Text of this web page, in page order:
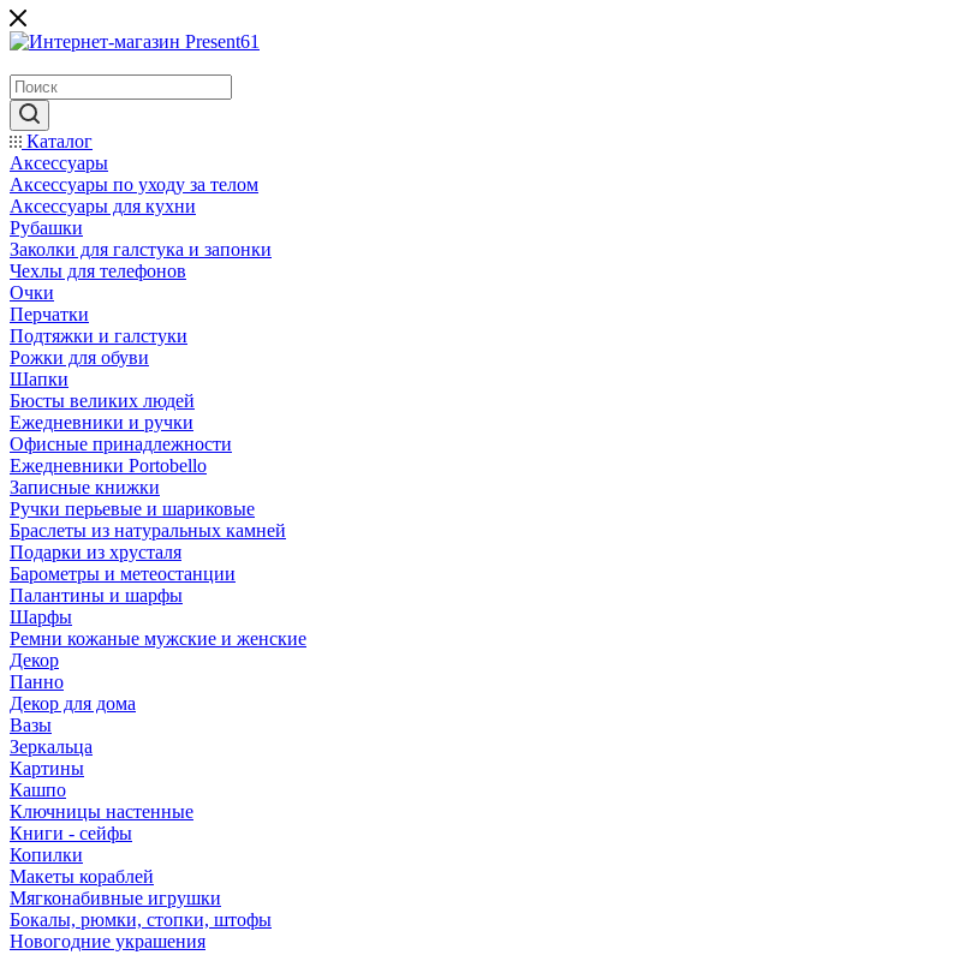
Каталог
Аксессуары
Аксессуары по уходу за телом
Аксессуары для кухни
Рубашки
Заколки для галстука и запонки
Чехлы для телефонов
Очки
Перчатки
Подтяжки и галстуки
Рожки для обуви
Шапки
Бюсты великих людей
Ежедневники и ручки
Офисные принадлежности
Ежедневники Portobello
Записные книжки
Ручки перьевые и шариковые
Браслеты из натуральных камней
Подарки из хрусталя
Барометры и метеостанции
Палантины и шарфы
Шарфы
Ремни кожаные мужские и женские
Декор
Панно
Декор для дома
Вазы
Зеркальца
Картины
Кашпо
Ключницы настенные
Книги - сейфы
Копилки
Макеты кораблей
Мягконабивные игрушки
Бокалы, рюмки, стопки, штофы
Новогодние украшения